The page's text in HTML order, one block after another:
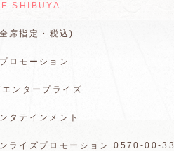
SHIBUYA
席指定・税込)
ロモーション
ンタープライズ
タテインメント
ライズプロモーション 0570-00-